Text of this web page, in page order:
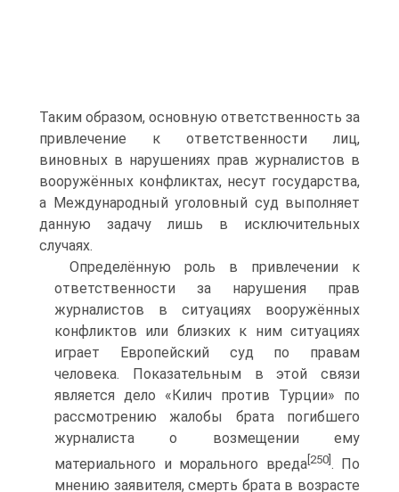
Таким образом, основную ответственность за
привлечение к ответственности лиц,
виновных в нарушениях прав журналистов в
вооружённых конфликтах, несут государства,
а Международный уголовный суд выполняет
данную задачу лишь в исключительных
случаях.
Определённую роль в привлечении к
ответственности за нарушения прав
журналистов в ситуациях вооружённых
конфликтов или близких к ним ситуациях
играет Европейский суд по правам
человека. Показательным в этой связи
является дело «Килич против Турции» по
рассмотрению жалобы брата погибшего
журналиста о возмещении ему
материального и морального вреда[250]. По
мнению заявителя, смерть брата в возрасте